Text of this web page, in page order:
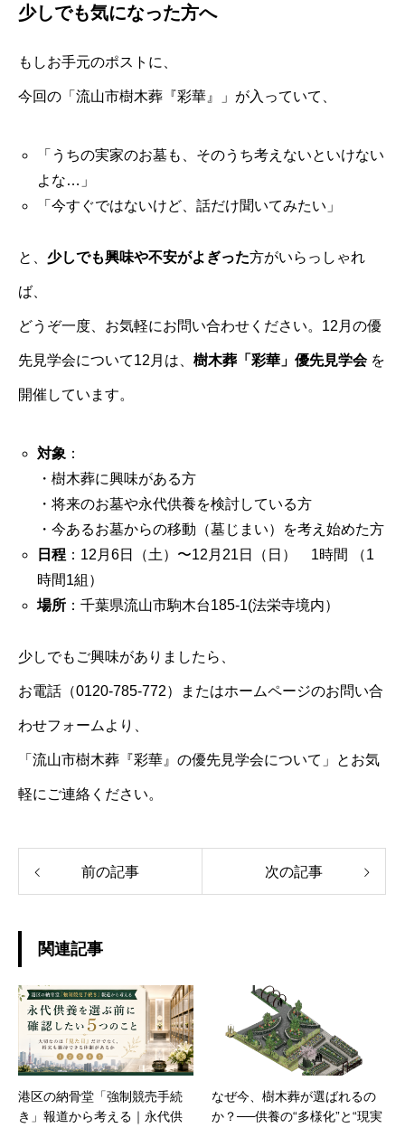
少しでも気になった方へ
もしお手元のポストに、
今回の「流山市樹木葬『彩華』」が入っていて、
「うちの実家のお墓も、そのうち考えないといけない
よな…」
「今すぐではないけど、話だけ聞いてみたい」
と、 少しでも興味や不安がよぎった方がいらっしゃれ
ば、
どうぞ一度、お気軽にお問い合わせください。12月の優
先見学会について12月は、 樹木葬「彩華」優先見学会を
開催しています。
対象 ：
・樹木葬に興味がある方
・将来のお墓や永代供養を検討している方
・今あるお墓からの移動（墓じまい）を考え始めた方
日程：12月6日（土）〜12月21日（日） 1時間 （1
時間1組）
場所：千葉県流山市駒木台185-1(法栄寺境内）
少しでもご興味がありましたら、
お電話（0120-785-772）またはホームページのお問い合
わせフォームより、
「流山市樹木葬『彩華』の優先見学会について」とお気
軽にご連絡ください。
前の記事 次の記事
関連記事
港区の納骨堂「強制競売手続
き」報道から考える｜永代供
なぜ今、樹木葬が選ばれるの
か？──供養の“多様化”と“現実